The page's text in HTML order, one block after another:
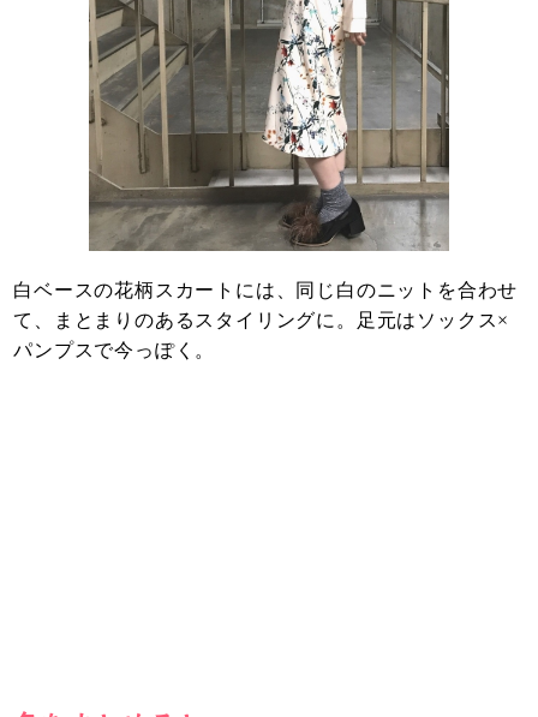
白ベースの花柄スカートには、同じ白のニットを合わせ
て、まとまりのあるスタイリングに。足元はソックス×
パンプスで今っぽく。